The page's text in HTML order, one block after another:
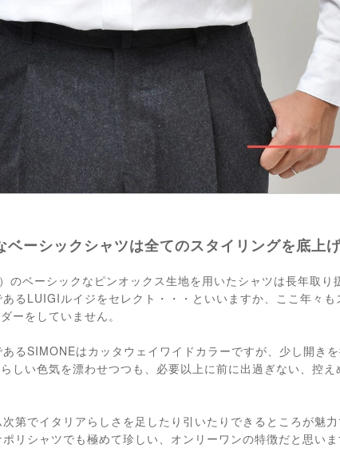
ベーシックシャツは全てのスタイリングを底上
のベーシックなピンオックス生地を用いたシャツは長年取り
るLUIGIルイジをセレクト・・・といいますか、ここ年々
ーをしていません。
るSIMONEはカッタウェイワイドカラーですが、少し開き
しい色気を漂わせつつも、必要以上に前に出過ぎない、控え
第でイタリアらしさを足したり引いたりできるところが魅
リシャツでも極めて珍しい、オンリーワンの特徴だと思いま